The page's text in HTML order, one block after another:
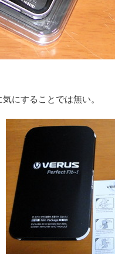
にすることでは無い。